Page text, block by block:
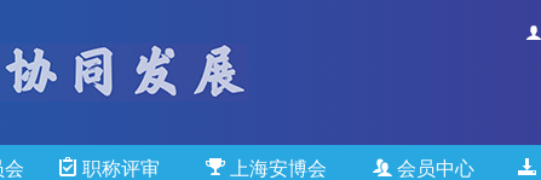
会 职称评审 上海安博会 会员中心